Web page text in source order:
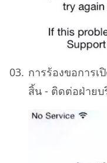
การร้องขอการเ
สิ้น - ติดต่อฝ่ายบ